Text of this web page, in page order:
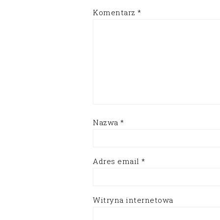
Komentarz *
Nazwa *
Adres email *
Witryna internetowa